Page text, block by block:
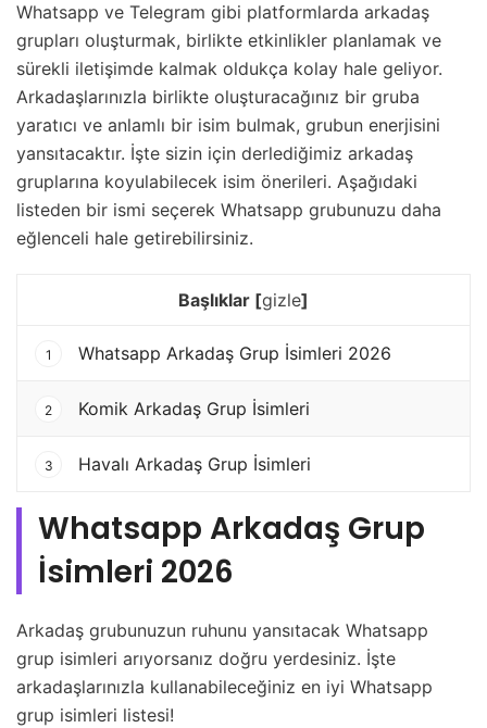
Whatsapp ve Telegram gibi platformlarda arkadaş
grupları oluşturmak, birlikte etkinlikler planlamak ve
sürekli iletişimde kalmak oldukça kolay hale geliyor.
Arkadaşlarınızla birlikte oluşturacağınız bir gruba
yaratıcı ve anlamlı bir isim bulmak, grubun enerjisini
yansıtacaktır. İşte sizin için derlediğimiz arkadaş
gruplarına koyulabilecek isim önerileri. Aşağıdaki
listeden bir ismi seçerek Whatsapp grubunuzu daha
eğlenceli hale getirebilirsiniz.
Başlıklar [gizle]
1 Whatsapp Arkadaş Grup İsimleri 2026
2 Komik Arkadaş Grup İsimleri
3 Havalı Arkadaş Grup İsimleri
Whatsapp Arkadaş Grup
İsimleri 2026
Arkadaş grubunuzun ruhunu yansıtacak Whatsapp
grup isimleri arıyorsanız doğru yerdesiniz. İşte
arkadaşlarınızla kullanabileceğiniz en iyi Whatsapp
grup isimleri listesi!